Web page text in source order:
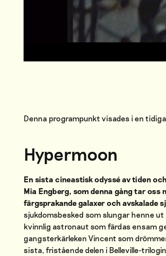
Denna programpunkt visades i en
Hypermoon
En sista cineastisk odyssé av tiden
Mia Engberg, som denna gång tar oss
färgsprakande galaxer och avskalade
sjukdomsbesked som slungar henne
kvinnlig astronaut som färdas ensam
gangsterkärleken Vincent som
sista, fristående delen i Belleville-